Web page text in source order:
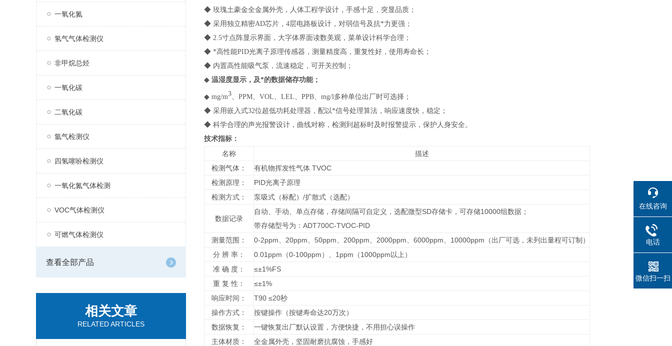
一氧化氮
氢气气体检测仪
非甲烷总烃
一氧化碳
二氧化碳
氩气检测仪
四氢噻吩检测仪
一氧化氮气体检测
VOC气体检测仪
可燃气体检测仪
查看全部产品
相关文章
RELATED ARTICLES
◆ 玫瑰土豪金全金属外壳，人体工程学设计，手感十足，突显品质；
◆ 采用独立精密AD芯片，4层电路板设计，对弱信号及抗*力更强；
◆ 2.5寸点阵显示界面，大字体界面读数美观，菜单设计科学合理；
◆ *高性能PID光离子原理传感器，测量精度高，重复性好，使用寿命长；
◆ 内置高性能吸气泵，流速稳定，可开关控制；
◆ 温湿度显示，及*的数据储存功能；
◆ mg/m3 、PPM、VOL、LEL、PPB、mg/l多种单位出厂时可选择；
◆ 采用嵌入式32位超低功耗处理器，配以*信号处理算法，响应速度快，稳定；
◆ 科学合理的声光报警设计，曲线对称，检测到超标时及时报警提示，保护人身安全。
技术指标 ：
名称
描述
检测气体：
有机物挥发性气体 TVOC
检测原理：
PID光离子原理
检测方式：
泵吸式（标配）/扩散式（选配）
数据记录
自动、手动、单点存储，存储间隔可自定义，选配微型SD存储卡，可存储10000组数据；
带存储型号为：ADT700C-TVOC-PID
测量范围：
0-2ppm、20ppm、50ppm、200ppm、2000ppm、6000ppm、10000ppm（出厂可选，未列出量程可订制）
分 辨 率：
0.01ppm（0-100ppm）、1ppm（1000ppm以上）
准 确 度：
≤±1%FS
重 复 性：
≤±1%
响应时间：
T90 ≤20秒
操作方式：
按键操作（按键寿命达20万次）
数据恢复：
一键恢复出厂默认设置，方便快捷，不用担心误操作
主体材质：
全金属外壳，坚固耐磨抗腐蚀，手感好
在线咨询
电话
微信扫一扫